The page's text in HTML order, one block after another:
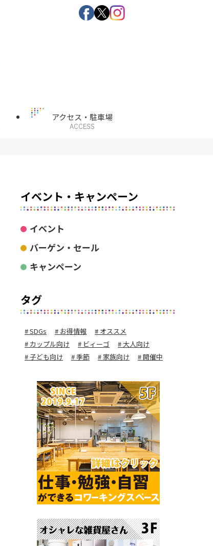
アクセス・駐車場
ACCESS
イベント・キャンペーン
イベント
バーゲン・セール
キャンペーン
タグ
SDGs お得情報
オススメ
カップル向け
ビィーゴ
大人向け
子ども向け
季節 家族向け 開催中